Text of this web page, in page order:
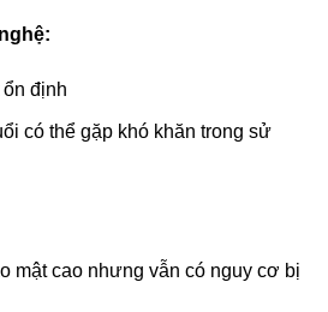
định
có thể gặp khó khăn trong sử
mật cao nhưng vẫn có nguy cơ bị